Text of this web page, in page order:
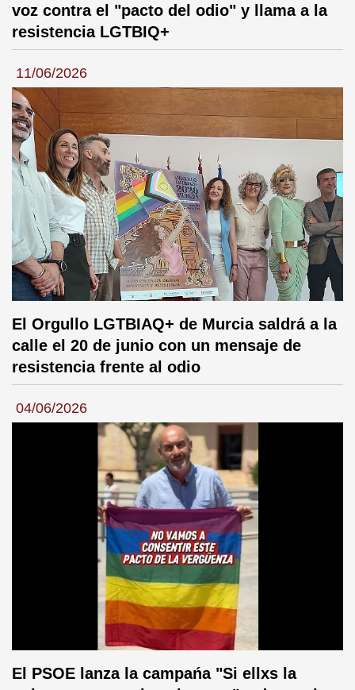
voz contra el "pacto del odio" y llama a la
resistencia LGTBIQ+
11/06/2026
El Orgullo LGTBIAQ+ de Murcia saldrá a la
calle el 20 de junio con un mensaje de
resistencia frente al odio
04/06/2026
El PSOE lanza la campańa "Si ellxs la